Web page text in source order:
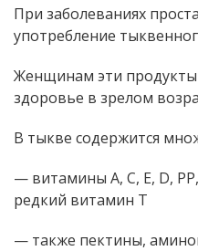
При заболеваниях
употребление
Женщинам эти
здоровье в зрелом
В тыкве содержится
— витамины А, С, Е, D,
редкий витамин Т
— также пектины,